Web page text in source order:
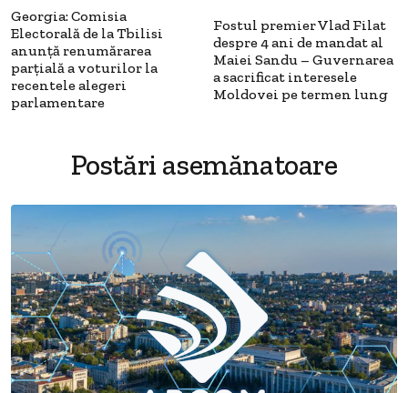
Georgia: Comisia
Electorală de la Tbilisi
anunță renumărarea
parțială a voturilor la
recentele alegeri
parlamentare
Fostul premier Vlad Filat
despre 4 ani de mandat al
Maiei Sandu – Guvernarea
a sacrificat interesele
Moldovei pe termen lung
Postări asemănatoare